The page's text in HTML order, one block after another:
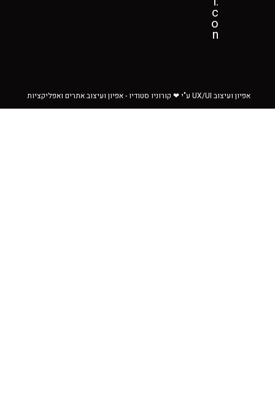
c
o
אפיון ועיצוב UX/UI ע"י ❤ קורוניו סטודיו - אפיון ועיצוב אתרים ואפליקציות